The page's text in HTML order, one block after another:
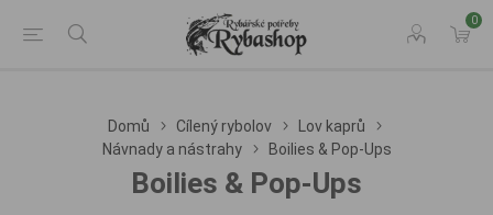
0
Domů Cílený rybolov
Lov kaprů
Návnady a nástrahy
Boilies & Pop-Ups
Boilies & Pop-Ups